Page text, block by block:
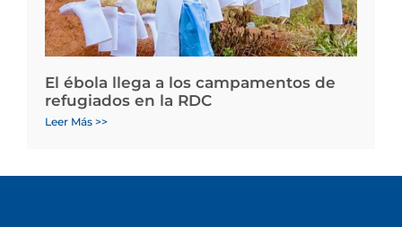
El ébola llega a los campamentos de
refugiados en la RDC
Leer Más >>